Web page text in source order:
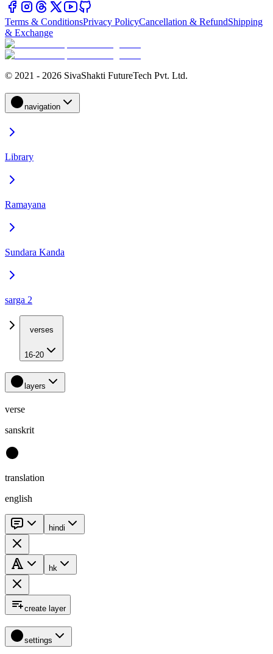
Terms & ConditionsPrivacy PolicyCancellation & RefundShipping
& Exchange
© 2021 - 2026 SivaShakti FutureTech Pvt. Ltd.
navigation
Library
Ramayana
Sundara Kanda
sarga 2
verses
16-20
layers
verse
sanskrit
translation
english
hindi
hk
create layer
settings